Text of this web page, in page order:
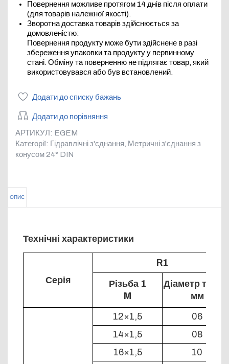
Повернення можливе протягом 14 днів після оплати
(для товарів належної якості).
Зворотна доставка товарів здійснюється за
домовленістю:
Повернення продукту може бути здійснене в разі
збереження упаковки та продукту у первинному
стані. Обміну та поверненню не підлягає товар, який
використовувався або був встановлений.
Додати до списку бажань
Додати до порівняння
АРТИКУЛ: EGEM
Категорії: Гідравлічні з'єднання
Метричні з'єднання з
конусом 24° DIN
ОПИС
Технічні характеристики
Серія
R1
Різьба 1
M
Діаметр
мм
12×1,5
06
14×1,5
08
16×1,5
10